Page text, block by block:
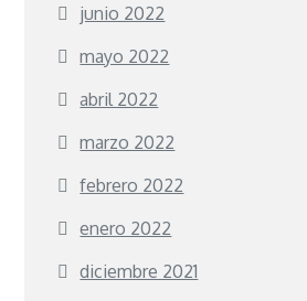
junio 2022
mayo 2022
abril 2022
marzo 2022
febrero 2022
enero 2022
diciembre 2021